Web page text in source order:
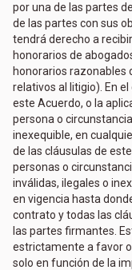
por una de las partes
de las partes con sus
tendrá derecho a
honorarios de
honorarios razonables
relativos al litigio). En
este Acuerdo, o la
persona o
inexequible, en
de las cláusulas de
personas o
inválidas, ilegales o
en vigencia hasta
contrato y todas las
las partes firmantes.
estrictamente a favor
solo en función de la